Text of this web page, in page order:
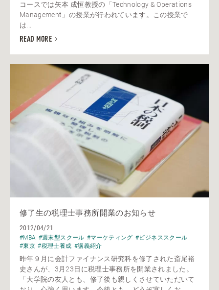
コースでは矢本 成恒教授の「Technology & Operations
Management」の授業が行われています。この授業で
は...
READ MORE
修了生の税理士事務所開業のお知らせ
2012/04/21
#MBA #週末型スクール #マーケティング #ビジネススクール
#東京 #税理士養成 #講義紹介
昨年９月に会計ファイナンス研究科を修了された斎尾裕
史さんが、3月23日に税理士事務所を開業されました。
「大学院の友人とも、修了後も親しくさせていただいて